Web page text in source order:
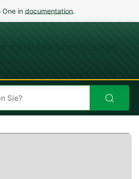
One in documentation.